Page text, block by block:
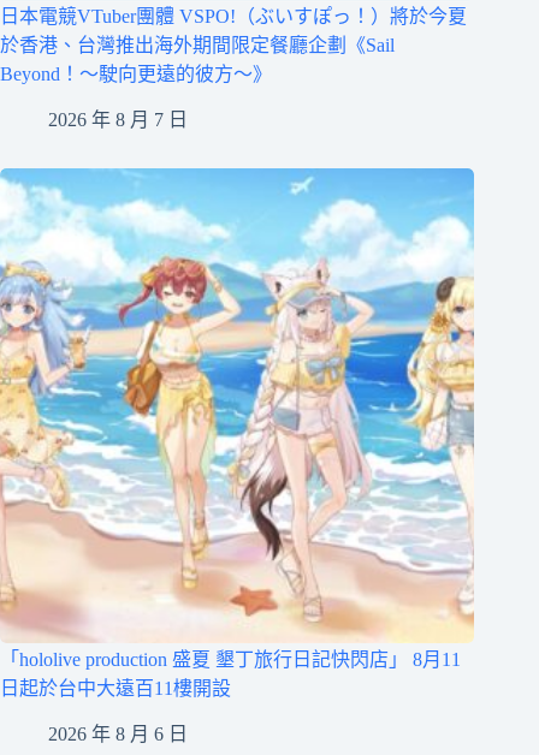
日本電競VTuber團體 VSPO!（ぶいすぽっ！）將於今夏
於香港、台灣推出海外期間限定餐廳企劃《Sail
Beyond！～駛向更遠的彼方～》
2026 年 8 月 7 日
「hololive production 盛夏 墾丁旅行日記快閃店」 8月11
日起於台中大遠百11樓開設
2026 年 8 月 6 日